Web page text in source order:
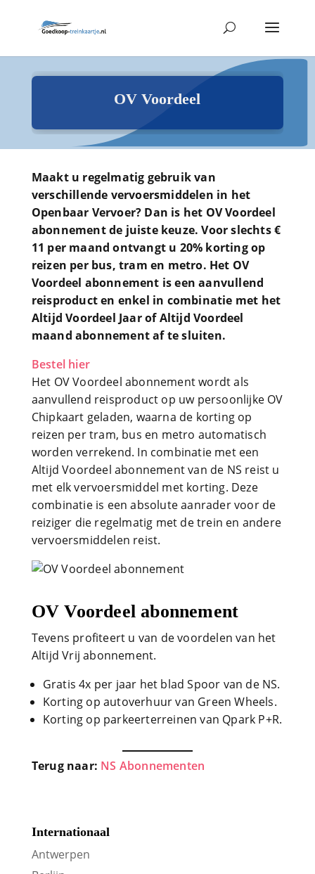
OV Voordeel
Maakt u regelmatig gebruik van
verschillende vervoersmiddelen in het
Openbaar Vervoer? Dan is het OV Voordeel
abonnement de juiste keuze. Voor slechts €
11 per maand ontvangt u 20% korting op
reizen per bus, tram en metro. Het OV
Voordeel abonnement is een aanvullend
reisproduct en enkel in combinatie met het
Altijd Voordeel Jaar of Altijd Voordeel
maand abonnement af te sluiten.
Bestel hier
Het OV Voordeel abonnement wordt als
aanvullend reisproduct op uw persoonlijke OV
Chipkaart geladen, waarna de korting op
reizen per tram, bus en metro automatisch
worden verrekend. In combinatie met een
Altijd Voordeel abonnement van de NS reist u
met elk vervoersmiddel met korting. Deze
combinatie is een absolute aanrader voor de
reiziger die regelmatig met de trein en andere
vervoersmiddelen reist.
OV Voordeel abonnement
Tevens profiteert u van de voordelen van het
Altijd Vrij abonnement.
Gratis 4x per jaar het blad Spoor van de NS.
Korting op autoverhuur van Green Wheels.
Korting op parkeerterreinen van Qpark P+R.
Terug naar: NS Abonnementen
Internationaal
Antwerpen